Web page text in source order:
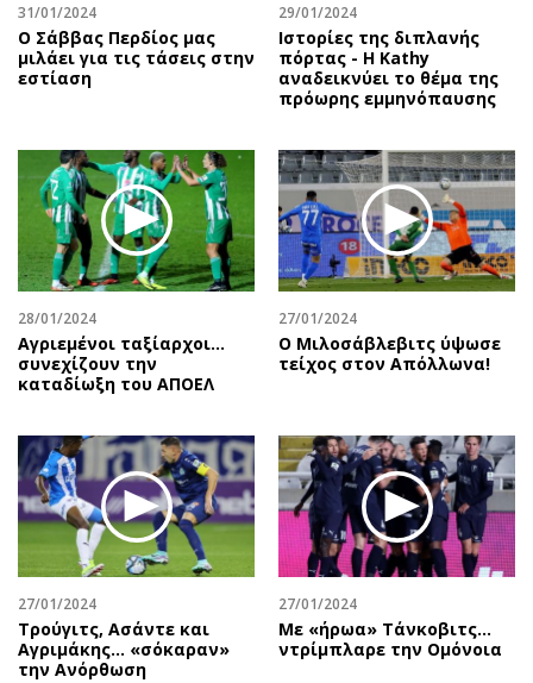
Money Review
AstroBank Properties
Trends
Ναυτιλία
Περιβάλλον
Ελλάδα
Κόσμος
Παράξενα
Πολιτισμός
Σινεμά
Θέατρο-Χορός
Μουσική
Εικαστικά
Βιβλίο
Χειρόγραφα
Πρόσωπα
Περιβάλλον
Good Life
Showbiz
Ταξίδια
Συνταγές
Έξοδος
Media
Εκπομπές
Wine routes
Uncut
Προσφορές
Προσωπικότητες στην ''Κ''
Επιστολές
31/01/2024
Ο Σάββας Περδίος μας
μιλάει για τις τάσεις στην
εστίαση
29/01/2024
Ιστορίες της διπλανής
πόρτας - Η Kathy
αναδεικνύει το θέμα της
πρόωρης εμμηνόπαυσης
28/01/2024
Αγριεμένοι ταξίαρχοι...
συνεχίζουν την
καταδίωξη του ΑΠΟΕΛ
27/01/2024
Ο Μιλοσάβλεβιτς ύψωσε
τείχος στον Απόλλωνα!
27/01/2024
Τρούγιτς, Ασάντε και
Αγριμάκης… «σόκαραν»
την Ανόρθωση
27/01/2024
Με «ήρωα» Τάνκοβιτς…
ντρίμπλαρε την Ομόνοια